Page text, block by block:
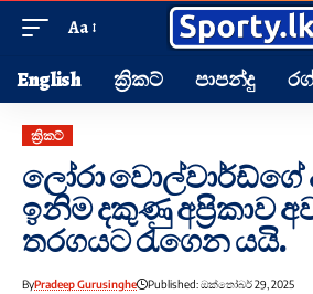
Aa
English ක්‍රිකට් පාපන්දු
ක්‍රිකට්
ලෝරා වොල්වාර්ඩ්ගේ
ඉනිම දකුණු අප්‍රිකාව
තරගයට රැගෙන යයි.
ByPradeep Gurusinghe Published: ඔක්තෝබර් 29, 2025